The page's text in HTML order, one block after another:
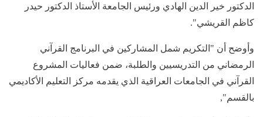
الدكتور خير الدين الهادي ورئيس الجامعة الأستاذ الدكتور حيدر
كاظم القريشي".
وأوضح أن "التكريم شمل المشاركين في البرنامج القرآني
الرمضاني من التدريسيين والطلبة، ضمن فعاليات المشروع
القرآني في الجامعات العراقية الذي يقدمه مركز التعليم الأكاديمي
بالقسم",